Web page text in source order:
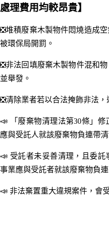
處理費用均較昂貴】
❎堆積廢棄木製物件悶燒造成
被環保局開罰。
❎非法回填廢棄木製物件混和
並舉發。
❎清除業者若以合法掩飾非法
📣 「廢棄物清理法第30條」修
應與受託人就該廢棄物負連帶清
📣 受託者未妥善清理，且委
事業應與受託者就該廢棄物負
📣 非法棄置重大違規案件，會